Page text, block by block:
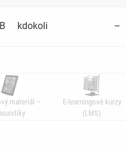
kdokoli –
materiál –
E-learningové kurzy
(LMS)